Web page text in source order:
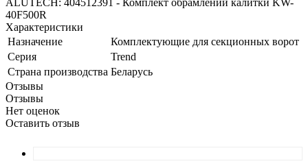
ALUTECH: 404512391 - Комплект обрамлений калитки KW-
40F500R
Характеристики
Назначение
Комплектующие для секционных ворот
Серия
Trend
Страна производства Беларусь
Отзывы
Отзывы
Нет оценок
Оставить отзыв